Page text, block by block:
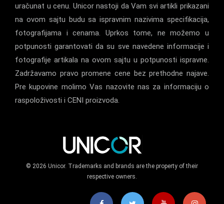
uračunat u cenu. Unicor nastoji da Vam svi artikli prikazani
na ovom sajtu budu sa ispravnim nazivima specifikacija,
fotografijama i cenama. Uprkos tome, ne možemo u
potpunosti garantovati da su sve navedene informacije i
fotografije artikala na ovom sajtu u potpunosti ispravne.
Zadržavamo pravo promene cene bez prethodne najave.
Pre kupovine molimo Vas nazovite nas za informaciju o
raspoloživosti i CENI proizvoda.
© 2026 Unicor. Trademarks and brands are the property of their
respective owners.